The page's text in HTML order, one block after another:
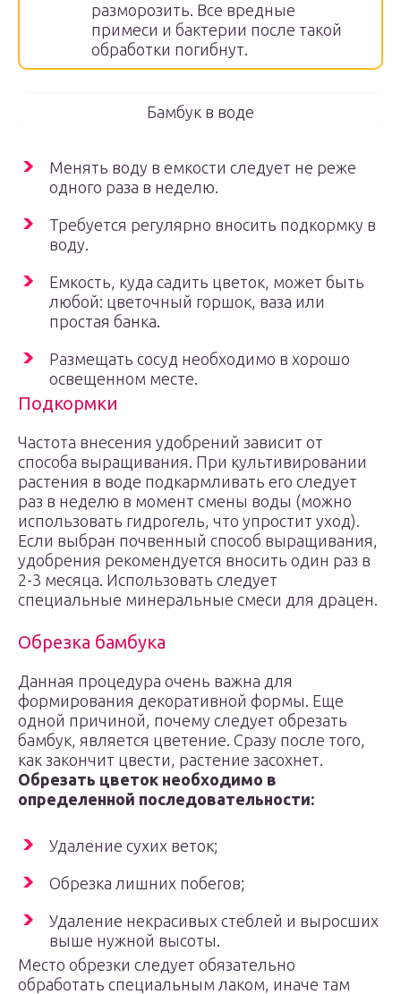
разморозить. Все вредные
примеси и бактерии после такой
обработки погибнут.
Бамбук в воде
Менять воду в емкости следует не реже
одного раза в неделю.
Требуется регулярно вносить подкормку в
воду.
Емкость, куда садить цветок, может быть
любой: цветочный горшок, ваза или
простая банка.
Размещать сосуд необходимо в хорошо
освещенном месте.
Подкормки
Частота внесения удобрений зависит от
способа выращивания. При культивировании
растения в воде подкармливать его следует
раз в неделю в момент смены воды (можно
использовать гидрогель, что упростит уход).
Если выбран почвенный способ выращивания,
удобрения рекомендуется вносить один раз в
2-3 месяца. Использовать следует
специальные минеральные смеси для драцен.
Обрезка бамбука
Данная процедура очень важна для
формирования декоративной формы. Еще
одной причиной, почему следует обрезать
бамбук, является цветение. Сразу после того,
как закончит цвести, растение засохнет.
Обрезать цветок необходимо в
определенной последовательности:
Удаление сухих веток;
Обрезка лишних побегов;
Удаление некрасивых стеблей и выросших
выше нужной высоты.
Место обрезки следует обязательно
обработать специальным лаком, иначе там